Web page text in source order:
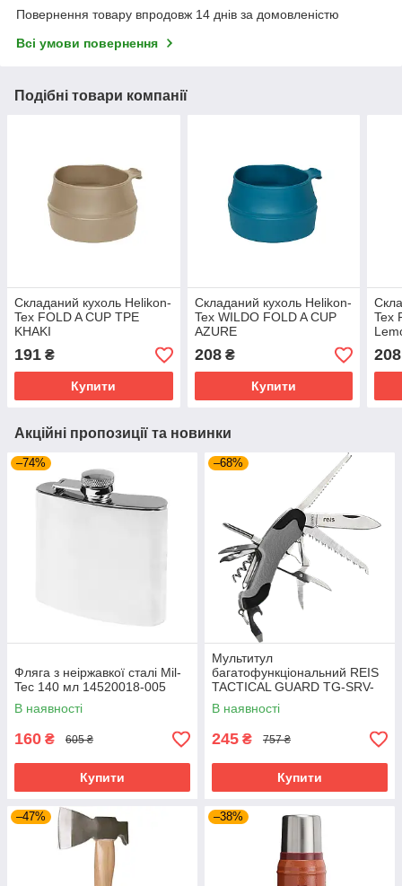
Повернення товару впродовж 14 днів за домовленістю
Всі умови повернення
Подібні товари компанії
Складаний кухоль Helikon-
Tex FOLD A CUP TPE
KHAKI
191 ₴
Купити
Складаний кухоль Helikon-
Tex WILDO FOLD A CUP
AZURE
208₴
Купити
Tex
208
Акційні пропозиції та новинки
–74%
Фляга з неіржавкої сталі Mil-
Tec 140 мл 14520018-005
В наявності
160 ₴ 605 ₴
Купити
–68%
Мультитул
багатофункціональний REIS
TACTICAL GUARD TG-SRV-
MFKP-R SB сіро-чорний
В наявності
245 ₴ 757 ₴
Купити
–47% –38%